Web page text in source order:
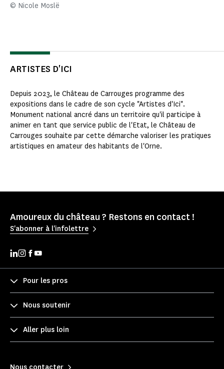
© Nicole Moslë
ARTISTES D'ICI
Depuis 2023, le Château de Carrouges programme des
expositions dans le cadre de son cycle "Artistes d'Ici".
Monument national ancré dans un territoire qu'il participe à
animer en tant que service public de l'Etat, le Château de
Carrouges souhaite par cette démarche valoriser les pratiques
artistiques en amateur des habitants de l'Orne.
Amoureux du château ? Restons en contact !
S'abonner à l'infolettre
Pour les pros
Nous soutenir
Aller plus loin